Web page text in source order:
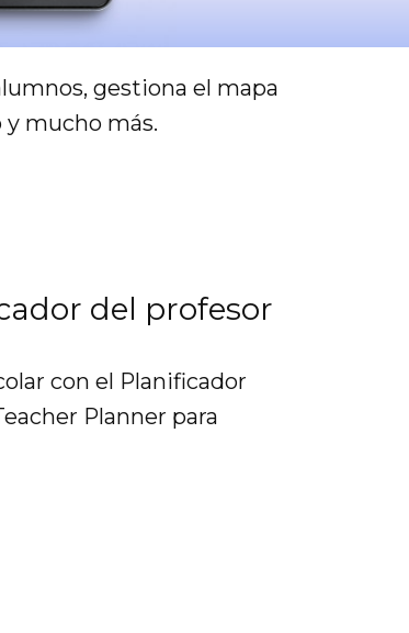
gestiona el mapa
mucho más.
del profesor
con el Planificador
Planner para